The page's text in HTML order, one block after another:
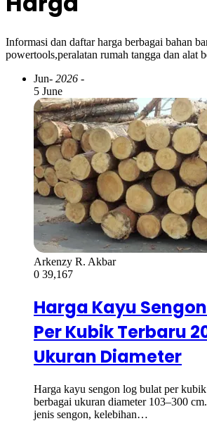
Informasi dan daftar harga berbagai bahan
powertools,peralatan rumah tangga dan alat
Jun- 2026 -
5 June
Arkenzy R. Akbar
0 39,167
Harga Kayu
Per Kubik Terbaru
Ukuran Diameter
Harga kayu sengon log bulat per
berbagai ukuran diameter 103–300
jenis sengon, kelebihan…